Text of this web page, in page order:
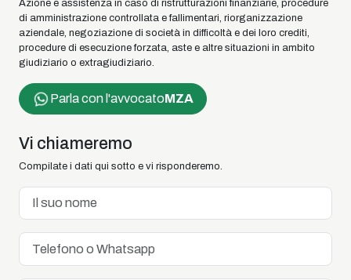
Azione e assistenza in caso di ristrutturazioni finanziarie, procedure
di amministrazione controllata e fallimentari, riorganizzazione
aziendale, negoziazione di società in difficoltà e dei loro crediti,
procedure di esecuzione forzata, aste e altre situazioni in ambito
giudiziario o extragiudiziario.
Parla con l'avvocatoMZA
Vi chiameremo
Compilate i dati qui sotto e vi risponderemo.